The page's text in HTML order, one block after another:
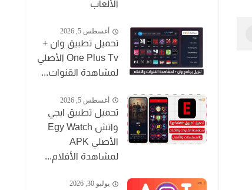
الألعاب
أغسطس 5, 2026
تحميل تطبيق وان +
One Plus Tv الأصلي
لمشاهدة القنوات...
أغسطس 5, 2026
تحميل تطبيق ايجي
واتش Egy Watch
الأصلي APK
لمشاهدة الأفلام...
يوليو 30, 2026